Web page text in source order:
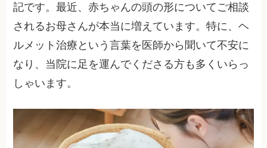
記です。最近、赤ちゃんの頭の形についてご相談
されるお母さんが本当に増えています。特に、ヘ
ルメット治療という言葉を医師から聞いて不安に
なり、当院に足を運んでくださる方も多くいらっ
しゃいます。